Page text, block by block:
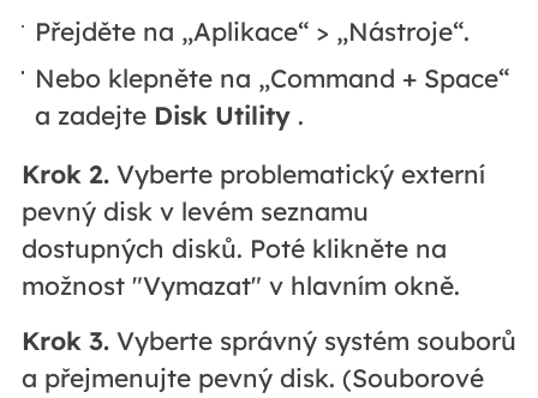
Přejděte na „Aplikace“ > „Nástroje“.
Nebo klepněte na „Command + Space“
a zadejte Disk Utility .
Krok 2.Vyberte problematický externí
pevný disk v levém seznamu
dostupných disků. Poté klikněte na
možnost "Vymazat" v hlavním okně.
Krok 3.Vyberte správný systém souborů
a přejmenujte pevný disk. (Souborové